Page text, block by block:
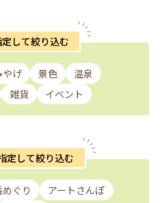
して絞り込む
やげ 景色
温泉
雑貨 イベント
定して絞り込む
ぐり
アートさんぽ